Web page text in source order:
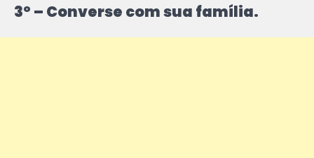
3º – Converse com sua família.